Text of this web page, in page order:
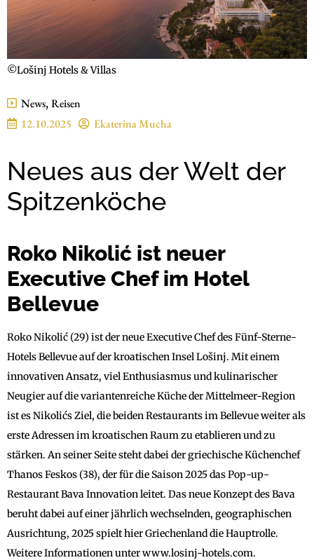
©Lošinj Hotels & Villas
News, Reisen
12.10.2025
Ekaterina Mucha
Neues aus der Welt der
Spitzenköche
Roko Nikolić ist neuer
Executive Chef im Hotel
Bellevue
Roko Nikolić (29) ist der neue Executive Chef des Fünf-Sterne-
Hotels Bellevue auf der kroatischen Insel Lošinj. Mit einem
innovativen Ansatz, viel Enthusiasmus und kulinarischer
Neugier auf die variantenreiche Küche der Mittelmeer-Region
ist es Nikolićs Ziel, die beiden Restaurants im Bellevue weiter als
erste Adressen im kroatischen Raum zu etablieren und zu
stärken. An seiner Seite steht dabei der griechische Küchenchef
Thanos Feskos (38), der für die Saison 2025 das Pop-up-
Restaurant Bava Innovation leitet. Das neue Konzept des Bava
beruht dabei auf einer jährlich wechselnden, geographischen
Ausrichtung, 2025 spielt hier Griechenland die Hauptrolle.
Weitere Informationen unter www.losinj-hotels.com.